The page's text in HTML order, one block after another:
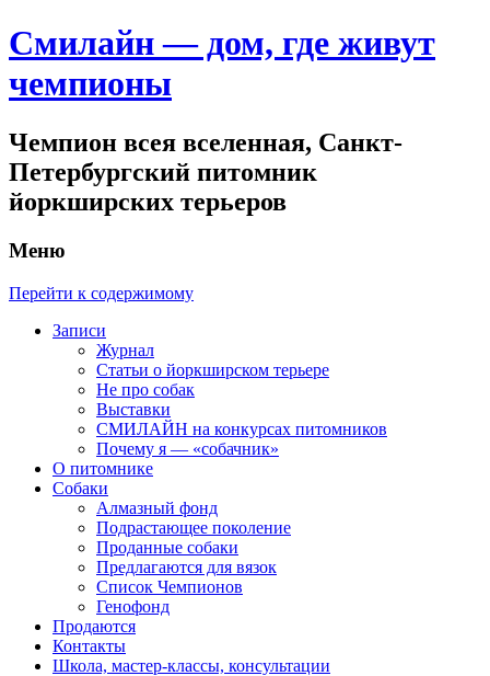
Смилайн — дом, где живут
чемпионы
Чемпион всея вселенная, Санкт-
Петербургский питомник
йоркширских терьеров
Меню
Перейти к содержимому
Записи
Журнал
Статьи о йоркширском терьере
Не про собак
Выставки
СМИЛАЙН на конкурсах питомников
Почему я — «собачник»
О питомнике
Собаки
Алмазный фонд
Подрастающее поколение
Проданные собаки
Предлагаются для вязок
Список Чемпионов
Генофонд
Продаются
Контакты
Школа, мастер-классы, консультации